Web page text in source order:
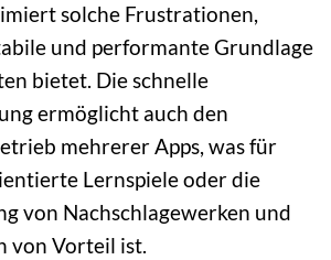
solche Frustrationen,
und performante Grundlage
bietet. Die schnelle
ermöglicht auch den
mehrerer Apps, was für
Lernspiele oder die
von Nachschlagewerken und
von Vorteil ist.